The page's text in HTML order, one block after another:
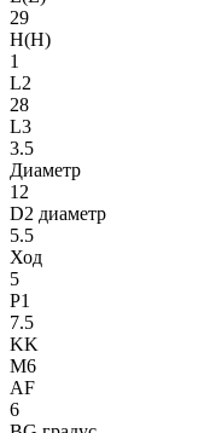
29
H(H)
1
L2
28
L3
3.5
Диаметр
12
D2 диаметр
5.5
Ход
5
P1
7.5
KK
M6
AF
6